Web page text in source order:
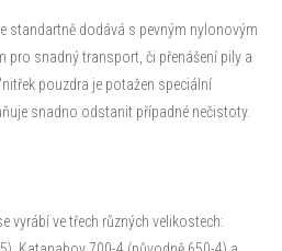
standartně dodává s pevným nylonovým
pro snadný transport, či přenášení pily a
pouzdra je potažen speciální
snadno odstanit případné nečistoty.
vyrábí ve třech různých velikostech: